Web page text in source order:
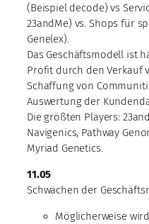
(Beispiel decode) vs
23andMe) vs. Shops für
Genelex).
Das Geschäftsmodell ist
Profit durch den Verkauf
Schaffung von
Auswertung der
Die größten Players:
Navigenics, Pathway
Myriad Genetics.
11.05
Schwächen der
Möglicherweise